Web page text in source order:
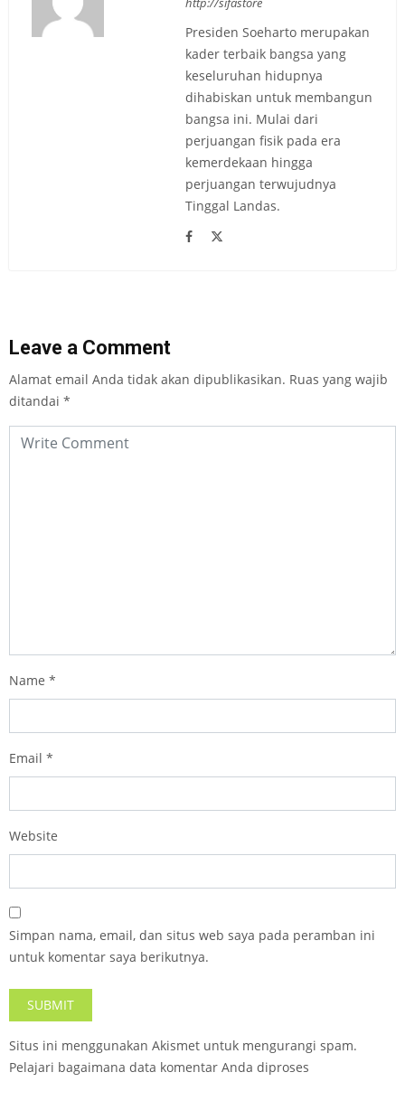
Presiden Soeharto merupakan
kader terbaik bangsa yang
keseluruhan hidupnya
dihabiskan untuk membangun
bangsa ini. Mulai dari
perjuangan fisik pada era
kemerdekaan hingga
perjuangan terwujudnya
Tinggal Landas.
Leave a Comment
Alamat email Anda tidak akan dipublikasikan. Ruas yang wajib
ditandai *
Name *
Email *
Website
Simpan nama, email, dan situs web saya pada peramban ini
untuk komentar saya berikutnya.
Situs ini menggunakan Akismet untuk mengurangi spam.
Pelajari bagaimana data komentar Anda diproses